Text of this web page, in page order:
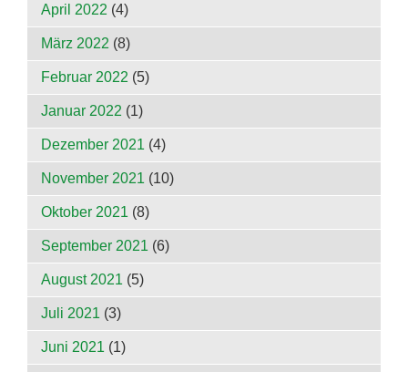
April 2022 (4)
März 2022 (8)
Februar 2022 (5)
Januar 2022 (1)
Dezember 2021 (4)
November 2021 (10)
Oktober 2021 (8)
September 2021 (6)
August 2021 (5)
Juli 2021 (3)
Juni 2021 (1)